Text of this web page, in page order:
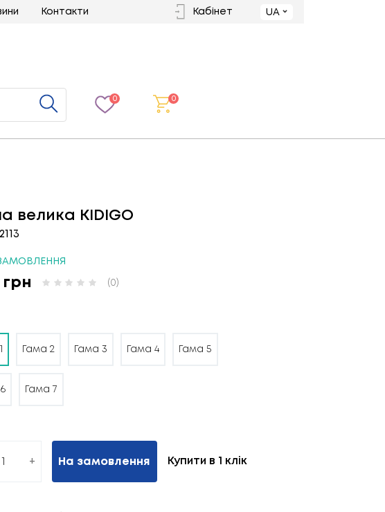
Контакти Кабінет UA
0 0
велика KIDIGO
грн (0)
Гама 2 Гама 3 Гама 4 Гама 5
Гама 7
+ На замовлення Купити в 1 клік